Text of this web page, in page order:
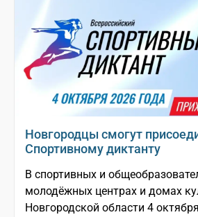
Новгородцы смогут
Спортивному диктанту
В спортивных и
молодёжных центрах и домах
Новгородской области 4